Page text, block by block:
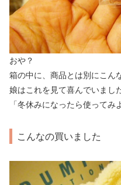
おや？
箱の中に、商品とは別にこん
娘はこれを見て喜んでいまし
「冬休みになったら使ってみ
こんなの買いました